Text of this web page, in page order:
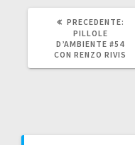
PRECEDENTE:
PILLOLE
D’AMBIENTE #54
CON RENZO RIVIS